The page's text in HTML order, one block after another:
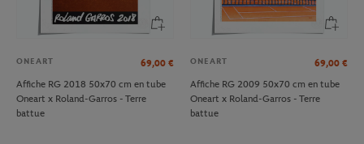
ONEART 69,00 €
Affiche RG 2018 50x70 cm en tube
Oneart x Roland-Garros - Terre
battue
ONEART 69,00 €
Affiche RG 2009 50x70 cm en tube
Oneart x Roland-Garros - Terre
battue